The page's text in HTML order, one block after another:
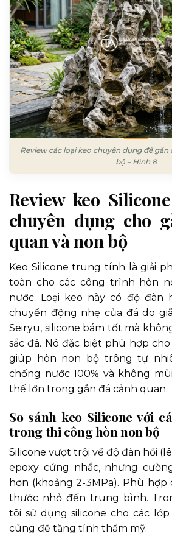
Review các loại keo chuyên dụng để gắn
bộ – Hình 8
Review keo
chuyên dụng cho
quan và non bộ
Keo Silicone trung tính là giải
toàn cho các công trình hòn
nước. Loại keo này có độ đàn
chuyển động nhẹ của đá do
Seiryu, silicone bám tốt mà
sắc đá. Nó đặc biệt phù hợp
giúp hòn non bộ trông tự
chống nước 100% và không
thế lớn trong gắn đá cảnh quan.
So sánh keo Silicone với
trong thi công hòn non bộ
Silicone vượt trội về độ đàn hồi
epoxy cứng nhắc, nhưng
hơn (khoảng 2-3MPa). Phù hợp
thước nhỏ đến trung bình.
tôi sử dụng silicone cho các
cùng để tăng tính thẩm mỹ.